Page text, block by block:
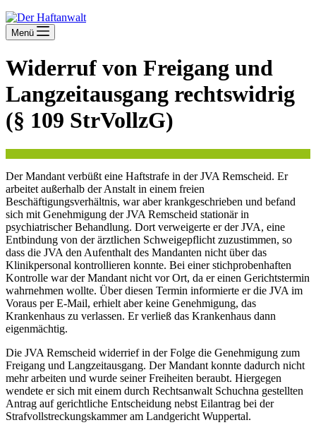
Menü
Widerruf von Freigang und
Langzeitausgang rechtswidrig
(§ 109 StrVollzG)
Der Mandant verbüßt eine Haftstrafe in der JVA Remscheid. Er
arbeitet außerhalb der Anstalt in einem freien
Beschäftigungsverhältnis, war aber krankgeschrieben und befand
sich mit Genehmigung der JVA Remscheid stationär in
psychiatrischer Behandlung. Dort verweigerte er der JVA, eine
Entbindung von der ärztlichen Schweigepflicht zuzustimmen, so
dass die JVA den Aufenthalt des Mandanten nicht über das
Klinikpersonal kontrollieren konnte. Bei einer stichprobenhaften
Kontrolle war der Mandant nicht vor Ort, da er einen Gerichtstermin
wahrnehmen wollte. Über diesen Termin informierte er die JVA im
Voraus per E-Mail, erhielt aber keine Genehmigung, das
Krankenhaus zu verlassen. Er verließ das Krankenhaus dann
eigenmächtig.
Die JVA Remscheid widerrief in der Folge die Genehmigung zum
Freigang und Langzeitausgang. Der Mandant konnte dadurch nicht
mehr arbeiten und wurde seiner Freiheiten beraubt. Hiergegen
wendete er sich mit einem durch Rechtsanwalt Schuchna gestellten
Antrag auf gerichtliche Entscheidung nebst Eilantrag bei der
Strafvollstreckungskammer am Landgericht Wuppertal.